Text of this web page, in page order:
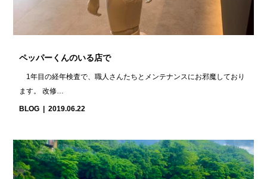
ペッパーくんのいる店で
1年目の経年検査で、職人さんたちとメンテナンスにお邪魔しており
ます。 改修…
BLOG 2019.06.22